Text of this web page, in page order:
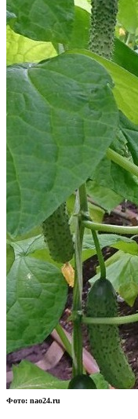
Фото: nao24.ru